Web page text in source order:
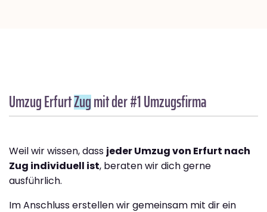
Umzug ErfurtZugmit der #1 Umzugsfirma
Weil wir wissen, dass jeder Umzug von Erfurt nach
Zug individuell ist, beraten wir dich gerne
ausführlich.
Im Anschluss erstellen wir gemeinsam mit dir ein